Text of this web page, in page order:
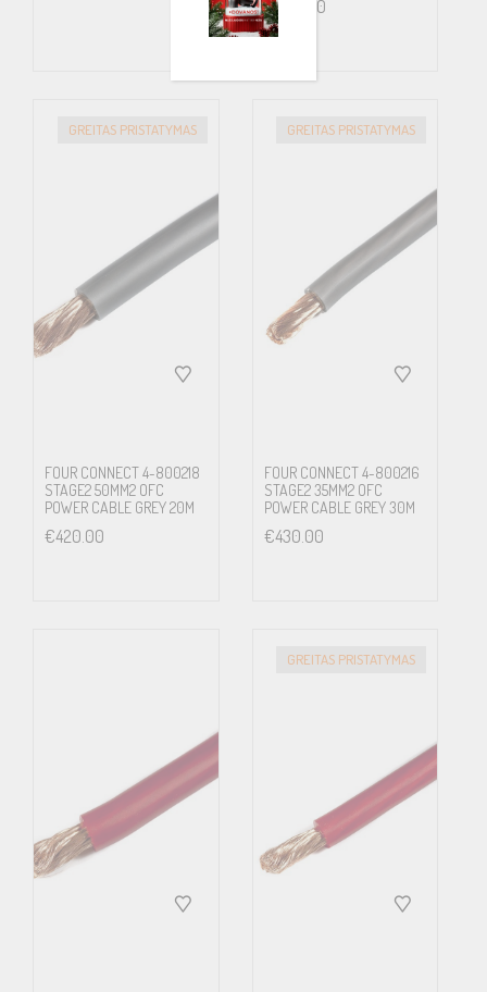
€500.00
GREITAS PRISTATYMAS
FOUR CONNECT 4-800218
STAGE2 50MM2 OFC
POWER CABLE GREY 20M
€420.00
GREITAS PRISTATYMAS
FOUR CONNECT 4-800216
STAGE2 35MM2 OFC
POWER CABLE GREY 30M
€430.00
GREITAS PRISTATYMAS